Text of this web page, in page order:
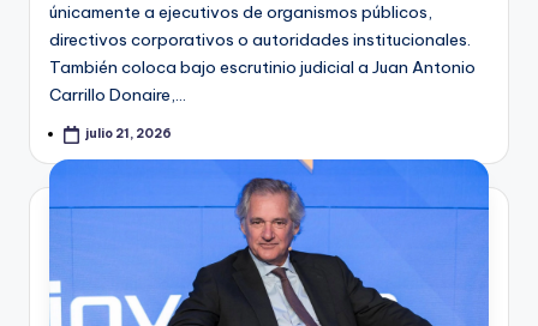
únicamente a ejecutivos de organismos públicos,
directivos corporativos o autoridades institucionales.
También coloca bajo escrutinio judicial a Juan Antonio
Carrillo Donaire,…
julio 21, 2026